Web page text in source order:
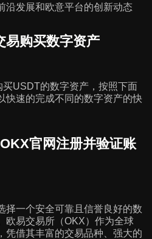
沿发展和欧意平台的创新动态
易购买数字资产
USDT的数字资产，按照下面
快速的完成不同的数字资产的快
官网注册并验证账
择一个安全可靠且信誉良好的数
欧易交易所（OKX）作为全球
凭借其丰富的交易品种、强大的